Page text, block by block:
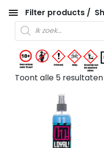
Filter products
Producten zoeken
Toont alle 5 resultaten